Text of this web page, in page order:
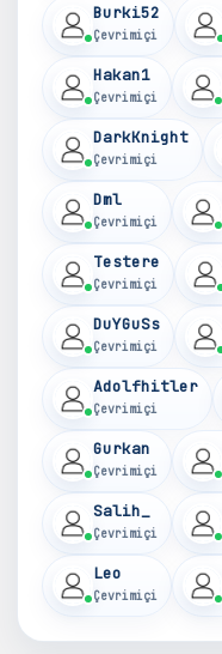
Burki52
Çevrimiçi
Hakan1
Çevrimiçi
DarkKnight
Çevrimiçi
Dml
Çevrimiçi
Testere
Çevrimiçi
DuYGuSs
Çevrimiçi
Adolfhitler
Çevrimiçi
Gurkan
Çevrimiçi
Salih_
Çevrimiçi
Leo
Çevrimiçi